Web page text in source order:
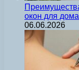
окон для
06.06.2026